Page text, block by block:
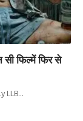
फिल्में फिर से
LLB…